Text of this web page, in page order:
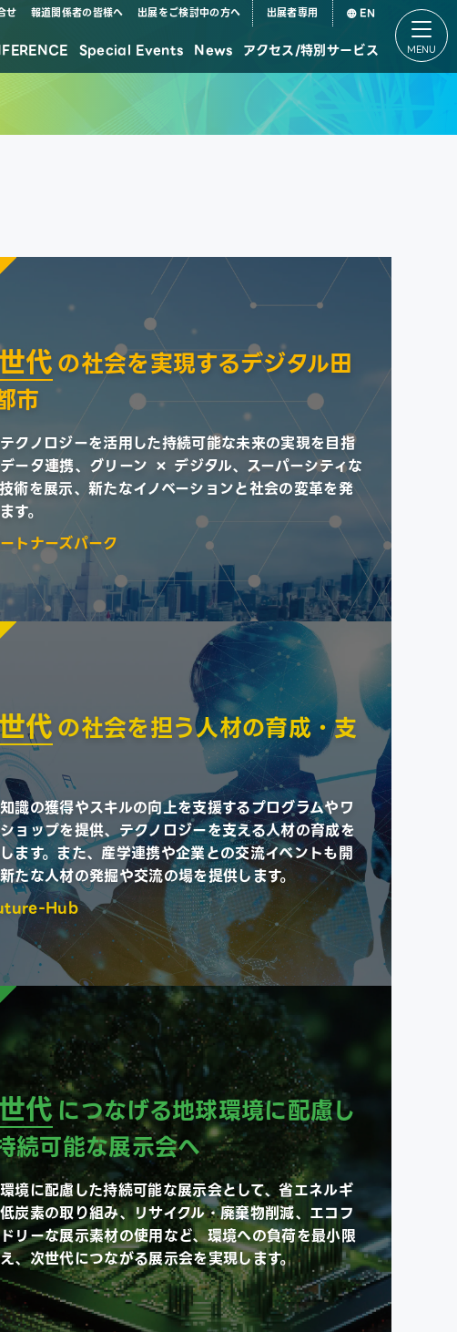
Special Events News アクセス/特別サービス
せ 報道関係者の皆様へ 出展をご検討中の方へ 出展者専用 EN
代の社会を実現するデジタル田
市
クノロジーを活用した持続可能な未来の実現を目指
ータ連携、グリーン × デジタル、スーパーシティな
術を展示、新たなイノベーションと社会の変革を発
す。
トナーズパーク
代の社会を担う人材の育成・支
識の獲得やスキルの向上を支援するプログラムやワ
ョップを提供、テクノロジーを支える人材の育成を
ます。また、産学連携や企業との交流イベントも開
たな人材の発掘や交流の場を提供します。
Hub
代 につなげる地球環境に配慮し
続可能な展示会へ
境に配慮した持続可能な展示会として、省エネルギ
炭素の取り組み、リサイクル・廃棄物削減、エコフ
リーな展示素材の使用など、環境への負荷を最小限
、次世代につながる展示会を実現します。